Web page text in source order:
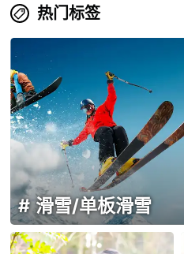
热门标签
滑雪/单板滑雪